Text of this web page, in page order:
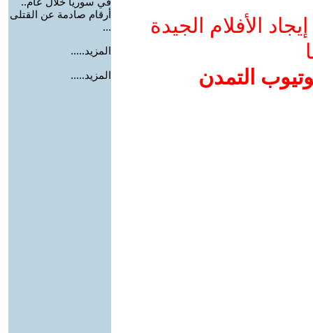
الأفلام الجيدة
التمدن
أرقام صادمة عن القتلى
...
المزيد.....
المزيد.....